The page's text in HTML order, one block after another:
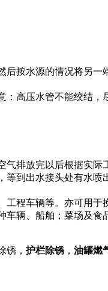
按水源的情况将另一
高压水管不能绞结，
排放完以后根据实际
到出水接头处有水
工程车辆等。 亦可用于
辆、船舶；菜场及食
锈， 护栏除锈， 油罐燃